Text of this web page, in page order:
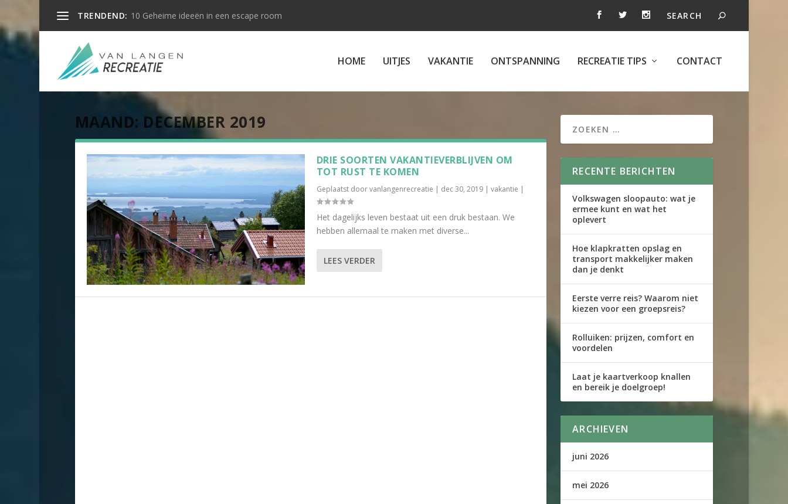
TRENDEND: 10 Geheime ideeën in een escape room
HOME UITJES VAKANTIE ONTSPANNING RECREATIE TIPS CONTACT
MAAND: DECEMBER 2019
DRIE SOORTEN VAKANTIEVERBLIJVEN OM
TOT RUST TE KOMEN
Geplaatst doorvanlangenrecreatie | dec 30, 2019| vakantie |
Het dagelijks leven bestaat uit een druk bestaan. We
hebben allemaal te maken met diverse...
LEES VERDER
RECENTE BERICHTEN
Volkswagen sloopauto: wat je
ermee kunt en wat het
oplevert
Hoe klapkratten opslag en
transport makkelijker maken
dan je denkt
Eerste verre reis? Waarom niet
kiezen voor een groepsreis?
Rolluiken: prijzen, comfort en
voordelen
Laat je kaartverkoop knallen
en bereik je doelgroep!
ARCHIEVEN
juni 2026
mei 2026